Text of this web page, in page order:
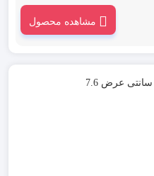
بی رنگ و بست کمربندی مشکی موجود
مشاهده محصول